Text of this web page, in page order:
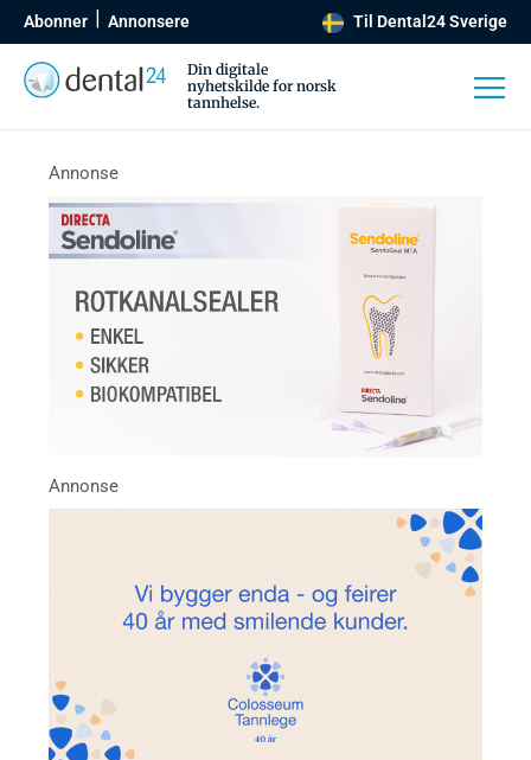
Abonner Annonsere Til Dental24 Sverige
Din digitale
nyhetskilde for norsk
tannhelse.